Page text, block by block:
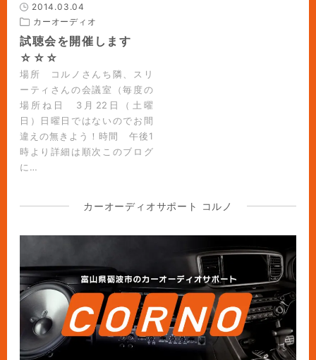
2014.03.04
カーオーディオ
試聴会を開催します
☆☆☆
場所 コルノさんち隣、スリ
ーティさんの会議室（毎度の
場所ね日 3月22日（土曜
日）日曜日ではないのでお間
違えの無きよう！時間 午後1
時より詳細は順次このブログ
に…
カーオーディオサポート コルノ